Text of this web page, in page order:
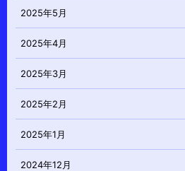
2025年5月
2025年4月
2025年3月
2025年2月
2025年1月
2024年12月